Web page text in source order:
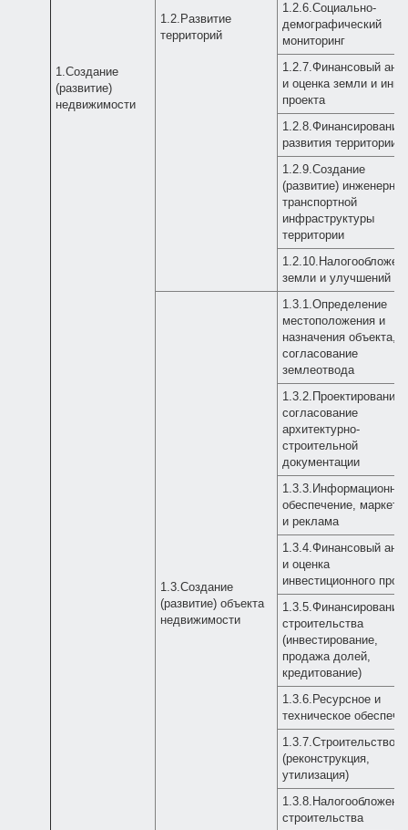
1.Создание
(развитие)
недвижимости
1.2.Развитие
территорий
1.2.6.Социально-
демографический
мониторинг
1.2.7.Финансовый
и оценка земли и
проекта
1.2.8.Финансирование
развития территории
1.2.9.Создание
(развитие) инженерно-
транспортной
инфраструктуры
территории
земли и улучшений
1.3.Создание
(развитие) объекта
недвижимости
1.3.1.Определение
местоположения и
назначения объекта,
согласование
землеотвода
1.3.2.Проектирование
согласование
архитектурно-
строительной
документации
1.3.3.Информационное
обеспечение,
и реклама
1.3.4.Финансовый
и оценка
инвестиционного
1.3.5.Финансирование
строительства
(инвестирование,
продажа долей,
кредитование)
1.3.6.Ресурсное и
техническое
1.3.7.Строительство
(реконструкция,
утилизация)
строительства